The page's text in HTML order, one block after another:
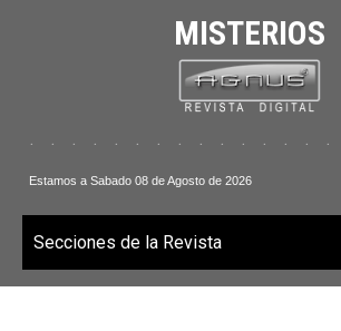
MISTERIOS
. . . . . . . . . . . . . . .
Estamos a Sabado 08 de Agosto de 2026
Secciones de la Revista